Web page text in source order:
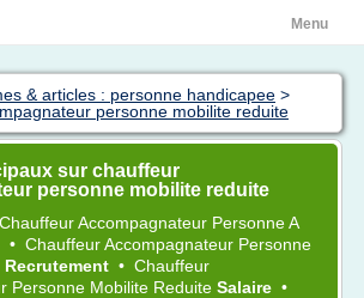
Menu
& articles : personne handicapee >
personne mobilite reduite
sur chauffeur
personne mobilite reduite
Chauffeur Accompagnateur PersonneA
• Chauffeur Accompagnateur Personne
Recrutement • Chauffeur
Personne Mobilite Reduite Salaire •